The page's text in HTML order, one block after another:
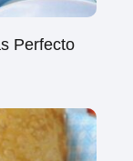
Perfecto